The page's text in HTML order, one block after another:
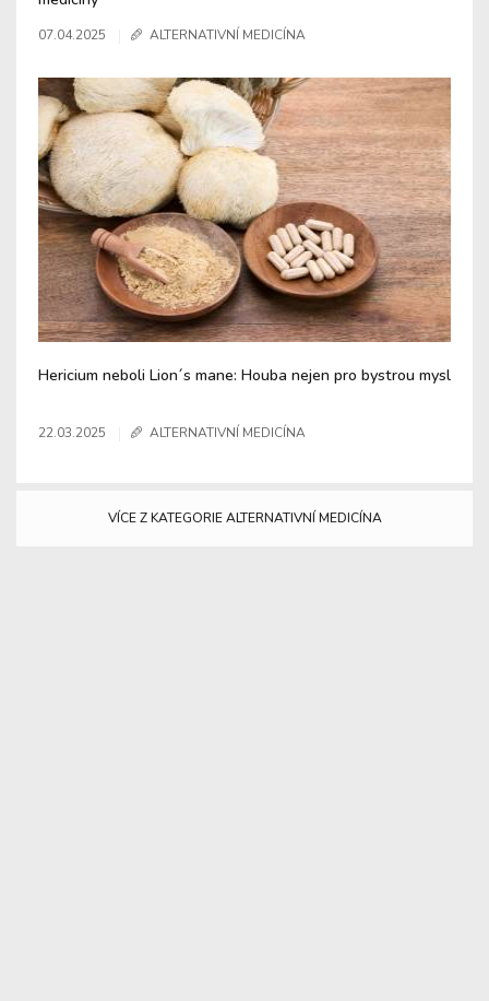
07.04.2025 ALTERNATIVNÍ MEDICÍNA
Hericium neboli Lion´s mane: Houba nejen pro bystrou mysl
22.03.2025 ALTERNATIVNÍ MEDICÍNA
VÍCE Z KATEGORIE ALTERNATIVNÍ MEDICÍNA